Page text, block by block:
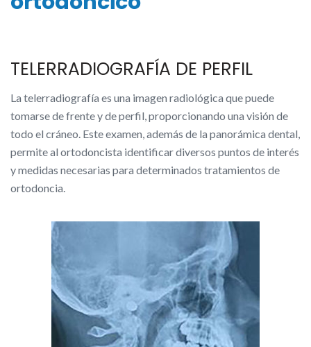
TELERRADIOGRAFÍA DE PERFIL
La telerradiografía es una imagen radiológica que puede
tomarse de frente y de perfil, proporcionando una visión de
todo el cráneo. Este examen, además de la panorámica dental,
permite al ortodoncista identificar diversos puntos de interés
y medidas necesarias para determinados tratamientos de
ortodoncia.